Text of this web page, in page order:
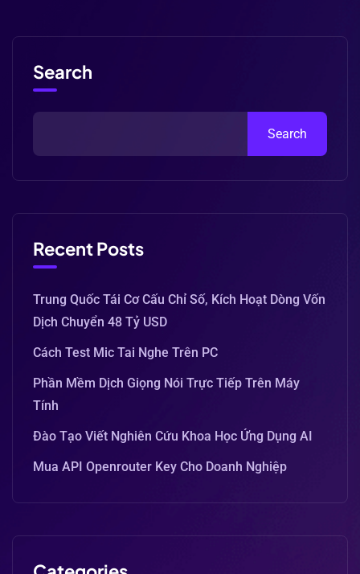
Search
Search
Recent Posts
Trung Quốc Tái Cơ Cấu Chỉ Số, Kích Hoạt Dòng Vốn
Dịch Chuyển 48 Tỷ USD
Cách Test Mic Tai Nghe Trên PC
Phần Mềm Dịch Giọng Nói Trực Tiếp Trên Máy
Tính
Đào Tạo Viết Nghiên Cứu Khoa Học Ứng Dụng AI
Mua API Openrouter Key Cho Doanh Nghiệp